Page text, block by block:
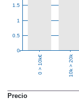
0
0.5
1
1.5
0 > 10k€ 10k > 20k
Precio